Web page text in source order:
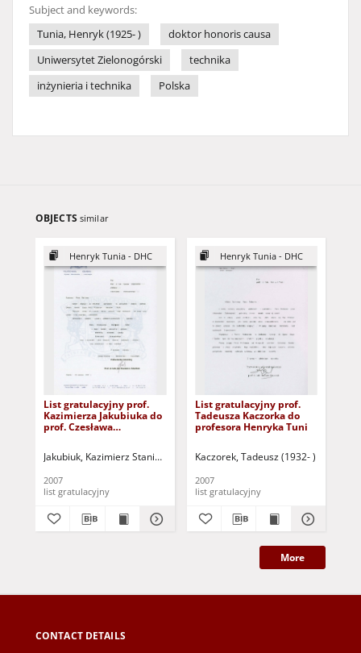
Subject and keywords:
Tunia, Henryk (1925- )
doktor honoris causa
Uniwersytet Zielonogórski
technika
inżynieria i technika
Polska
OBJECTS similar
Henryk Tunia - DHC
List gratulacyjny prof.
Kazimierza Jakubiuka do
prof. Czesława
Jakubiuk, Kazimierz Stanisław (1947- )
2007
list gratulacyjny
Henryk Tunia - DHC
List gratulacyjny prof.
Tadeusza Kaczorka do
profesora Henryka Tuni
Kaczorek, Tadeusz (1932- )
2007
list gratulacyjny
More
CONTACT DETAILS